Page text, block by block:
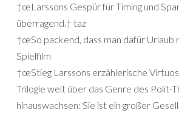
†œLarssons Gespür für Timing und
überragend.† taz
†œSo packend, dass man dafür Urlaub
Spielfilm
†œStieg Larssons erzählerische
Trilogie weit über das Genre des Polit-
hinauswachsen: Sie ist ein großer